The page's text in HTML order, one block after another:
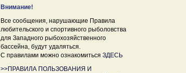
Внимание!
Все сообщения, нарушающие Правила
любительского и спортивного рыболовства
для Западного рыбохозяйственного
бассейна, будут удаляться.
С правилами можно ознакомиться ЗДЕСЬ
>>ПРАВИЛА ПОЛЬЗОВАНИЯ И